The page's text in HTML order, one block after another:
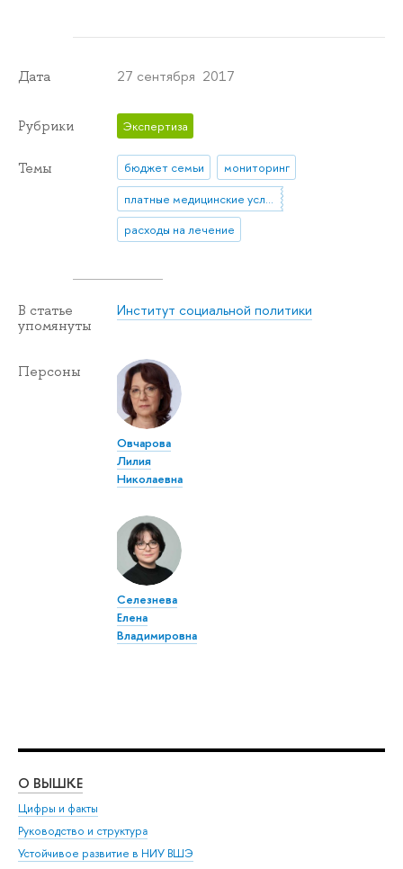
Дата 27 сентября 2017
Рубрики Экспертиза
Темы бюджет семьи
мониторинг
платные медицинские услуги
расходы на лечение
В статье
упомянуты
Институт социальной политики
Персоны
Овчарова
Лилия
Николаевна
Селезнева
Елена
Владимировна
О ВЫШКЕ
Цифры и факты
Руководство и структура
Устойчивое развитие в НИУ ВШЭ